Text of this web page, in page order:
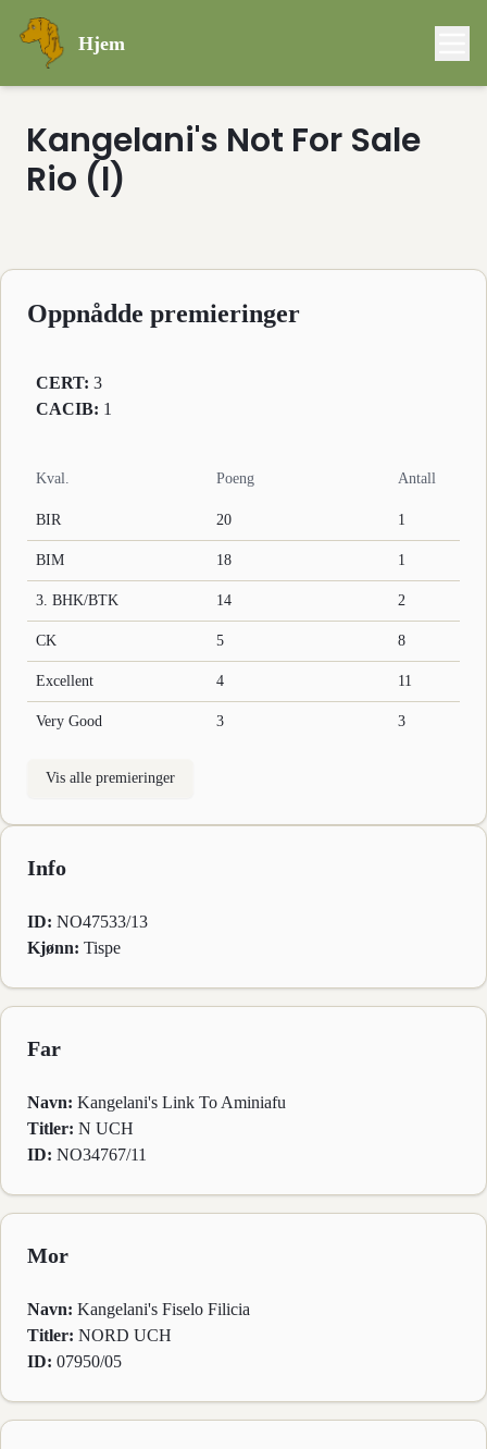
Hjem
Kangelani's Not For Sale
Rio (l)
Oppnådde premieringer
CERT: 3
CACIB: 1
Kval. Poeng Antall
BIR 20 1
BIM 18 1
3. BHK/BTK 14 2
CK 5 8
Excellent 4 11
Very Good 3 3
Vis alle premieringer
Info
ID: NO47533/13
Kjønn: Tispe
Far
Navn: Kangelani's Link To Aminiafu
Titler: N UCH
ID: NO34767/11
Mor
Navn: Kangelani's Fiselo Filicia
Titler: NORD UCH
ID: 07950/05